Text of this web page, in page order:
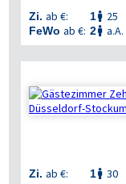
Zi. ab €: 1 25
FeWo ab €: 2 a.A.
Zi. ab €: 1 30